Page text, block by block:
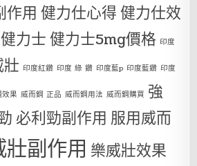
作用 健力仕心得健力仕效
健力士健力士5mg價格 印度
印度紅鑽 印度 綠 鑽 印度藍p 印度藍鑽 印度
果 威而鋼 正品 威而鋼用法 威而鋼購買 強
必利勁副作用 服用威而
壯副作用 樂威壯效果